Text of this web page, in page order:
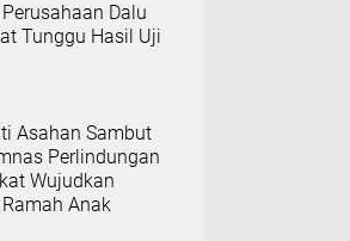
Dalu
Tunggu Hasil Uji
Asahan Sambut
Perlindungan
Wujudkan
Anak